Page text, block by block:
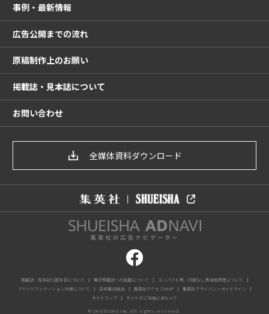
事例・最新情報
広告公開までの流れ
原稿制作上のお願い
掲載誌・見本誌について
お問い合わせ
全媒体資料ダウンロード
掲載誌・見本誌と配本日について 電子版雑誌への転載について
コンパクト版・付録なし版実施予定について
アドベリフィケーション対策について
日本雑誌協会 集英社アクセスMAP
集英社プライバシーガイドライン
サイトマップ
サイトのご利用にあたって
© SHUEISHA Inc. All rights reserved.